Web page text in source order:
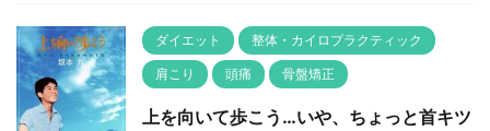
ダイエット 整体・カイロプラクティック
肩こり 頭痛 骨盤矯正
上を向いて歩こう…いや、ちょっと首キツ